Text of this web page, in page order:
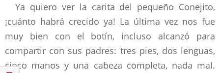
Ya quiero ver la carita del pequeño Conejito,
¡cuánto habrá crecido ya! La última vez nos fue
muy bien con el botín, incluso alcanzó para
compartir con sus padres: tres pies, dos lenguas,
cinco manos y una cabeza completa, nada mal.